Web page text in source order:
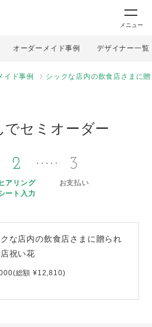
メニュー
オーダーメイド事例 デザイナー一覧
イド事例 シックな店内の飲食店さまに
でセミオーダー
2
ヒアリング
ート入力
3
お支払い
な店内の飲食店さまに贈られ
祝い花
総額 ¥12,810)